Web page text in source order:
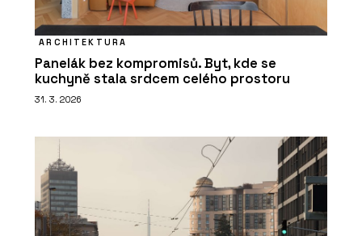
ARCHITEKTURA
Panelák bez kompromisů. Byt, kde se
kuchyně stala srdcem celého prostoru
31. 3. 2026